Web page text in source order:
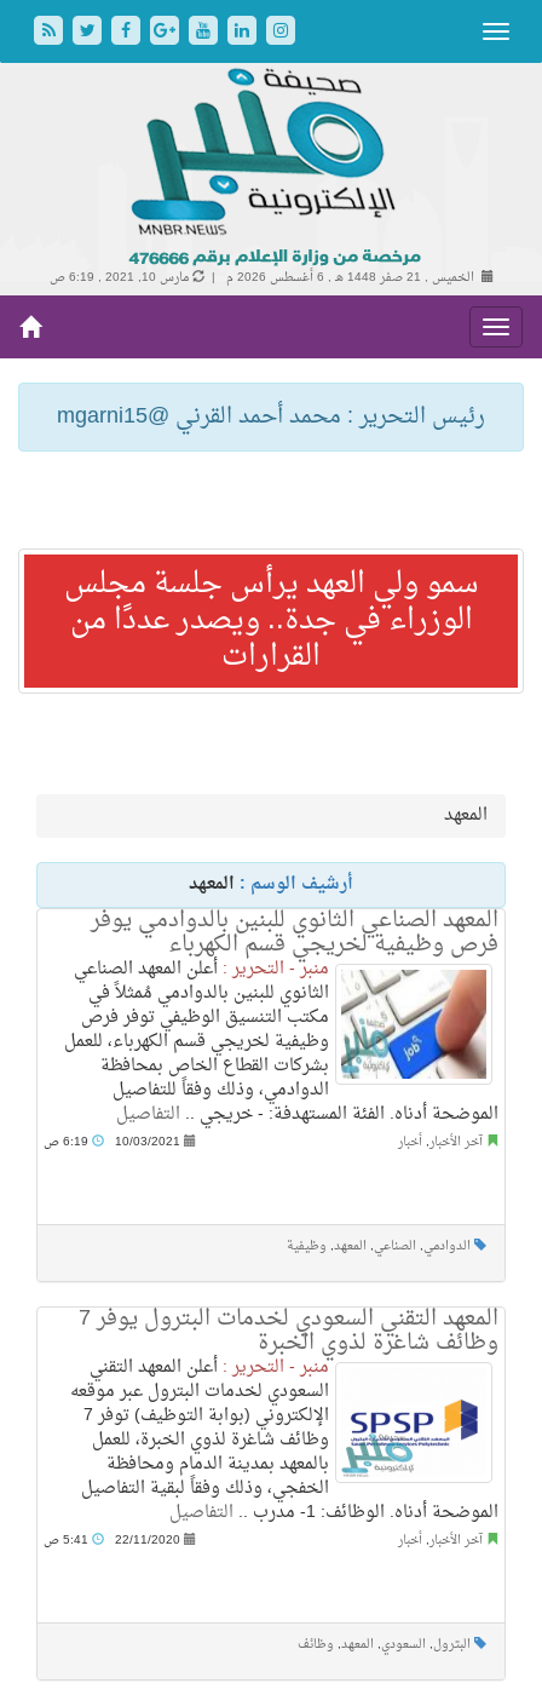
الخميس , 21 صفر 1448 هـ , 6 أغسطس 2026 م | مارس 10, 2021 , 6:19 ص
رئيس التحرير : محمد أحمد القرني @mgarni15
سمو ولي العهد يرأس جلسة مجلس
الوزراء في جدة.. ويصدر عددًا من
القرارات
المعهد
أرشيف الوسم : المعهد
المعهد الصناعي الثانوي للبنين بالدوادمي يوفر
فرص وظيفية لخريجي قسم الكهرباء
منبر - التحرير :أعلن المعهد الصناعي
الثانوي للبنين بالدوادمي مُمثلاً في
مكتب التنسيق الوظيفي توفر فرص
وظيفية لخريجي قسم الكهرباء، للعمل
بشركات القطاع الخاص بمحافظة
الدوادمي، وذلك وفقاً للتفاصيل
الموضحة أدناه. الفئة المستهدفة: - خريجي .. التفاصيل
آخر الأخبار, أخبار 10/03/2021
الدوادمي, الصناعي, المعهد, وظيفية
المعهد التقني السعودي لخدمات البترول يوفر 7
وظائف شاغرة لذوي الخبرة
منبر - التحرير :أعلن المعهد التقني
السعودي لخدمات البترول عبر موقعه
الإلكتروني (بوابة التوظيف) توفر 7
وظائف شاغرة لذوي الخبرة، للعمل
بالمعهد بمدينة الدمام ومحافظة
الخفجي، وذلك وفقاً لبقية التفاصيل
الموضحة أدناه. الوظائف: 1- مدرب .. التفاصيل
آخر الأخبار, أخبار 22/11/2020
البترول, السعودي, المعهد, وظائف